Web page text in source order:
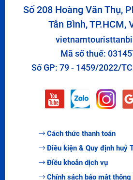
Số 208 Hoàng Văn Thụ,
Tân Bình, TP.HCM,
Mã số thuế:
Số GP: 79 - 1459/2022/
Cách thức thanh toán
Điều kiện & Quy định huỷ
Điều khoản dịch vụ
Chính sách bảo mật